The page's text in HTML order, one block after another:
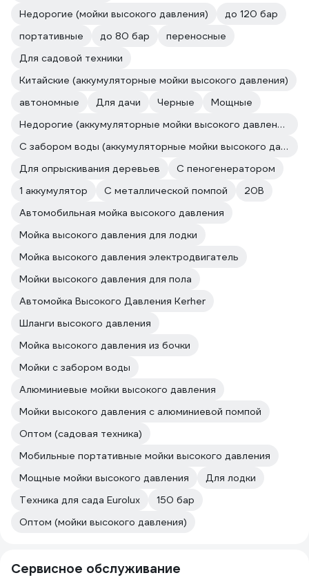
Недорогие (мойки высокого давления)
до 120 бар
портативные
до 80 бар
переносные
Для садовой техники
Китайские (аккумуляторные мойки высокого давления)
автономные
Для дачи Черные
Мощные
Недорогие (аккумуляторные мойки высокого давления)
С забором воды (аккумуляторные мойки высокого давления)
Для опрыскивания деревьев
С пеногенератором
1 аккумулятор
С металлической помпой
20В
Автомобильная мойка высокого давления
Мойка высокого давления для лодки
Мойка высокого давления электродвигатель
Мойки высокого давления для пола
Автомойка Высокого Давления Kerher
Шланги высокого давления
Мойка высокого давления из бочки
Мойки с забором воды
Алюминиевые мойки высокого давления
Мойки высокого давления с алюминиевой помпой
Оптом (садовая техника)
Мобильные портативные мойки высокого давления
Мощные мойки высокого давления
Для лодки
Техника для сада Eurolux
150 бар
Оптом (мойки высокого давления)
Сервисное обслуживание